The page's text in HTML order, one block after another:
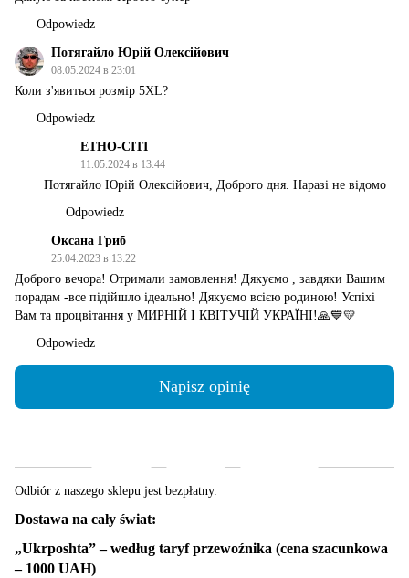
Odpowiedz
Потягайло Юрій Олексійович
08.05.2024 в 23:01
Коли з'явиться розмір 5XL?
Odpowiedz
ЕТНО-СІТІ
11.05.2024 в 13:44
Потягайло Юрій Олексійович, Доброго дня. Наразі не відомо
Odpowiedz
Оксана Гриб
25.04.2023 в 13:22
Доброго вечора! Отримали замовлення! Дякуємо , завдяки Вашим
порадам -все підійшло ідеально! Дякуємо всією родиною! Успіхі
Вам та процвітання у МИРНІЙ І КВІТУЧІЙ УКРАЇНІ!🙏💙💛
Odpowiedz
Napisz opinię
Odbiór z naszego sklepu jest bezpłatny.
Dostawa na cały świat:
„Ukrposhta” – według taryf przewoźnika (cena szacunkowa
– 1000 UAH)